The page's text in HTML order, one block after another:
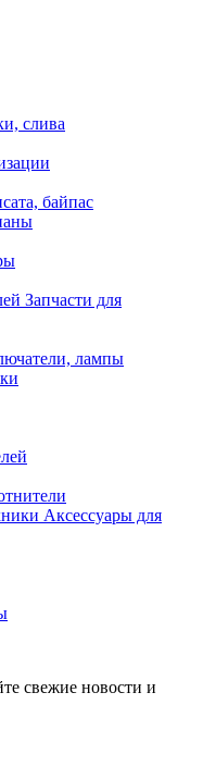
слива
байпас
Запчасти для
лампы
Аксессуары для
свежие новости и